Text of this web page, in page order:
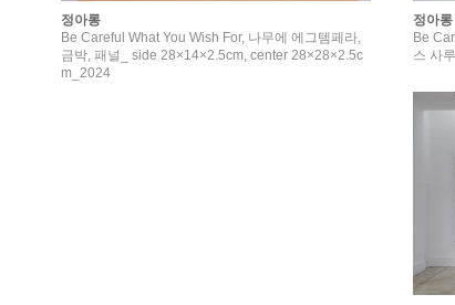
정아롱
Be Careful What You Wish For, 나무에 에그템페라,
금박, 패널_ side 28×14×2.5cm, center 28×28×2.5c
m_2024
정아롱
Be
스 사